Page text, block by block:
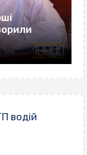
водій